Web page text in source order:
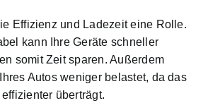
Effizienz und Ladezeiteine Rolle.
kann Ihre Geräte schneller
somit Zeit sparen. Außerdem
Autos weniger belastet, da das
überträgt.